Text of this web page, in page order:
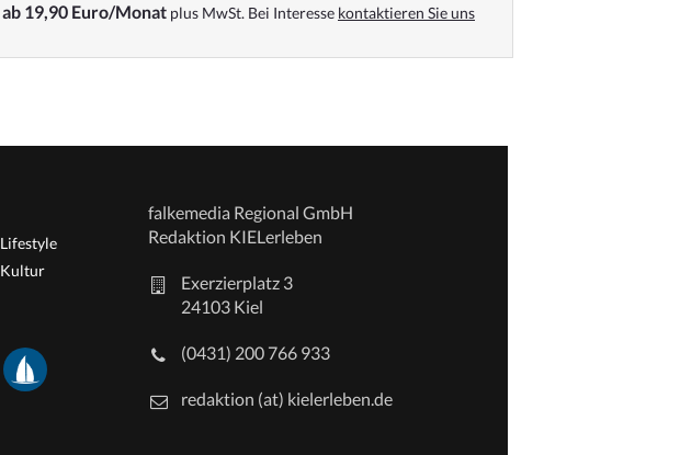
ab 19,90 Euro/Monat plus MwSt. Bei Interesse kontaktieren Sie uns
Lifestyle
Kultur
falkemedia Regional GmbH
Redaktion KIELerleben
Exerzierplatz 3
24103 Kiel
(0431) 200 766 933
redaktion (at) kielerleben.de